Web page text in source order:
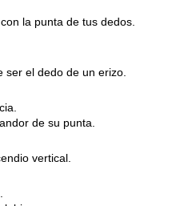
la punta de tus dedos.
ser el dedo de un erizo.
de su punta.
vertical.